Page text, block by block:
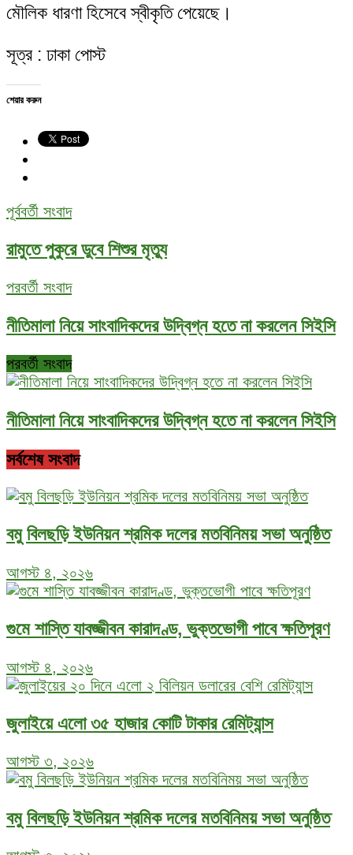
মৌলিক ধারণা হিসেবে স্বীকৃতি পেয়েছে।
সূত্র : ঢাকা পোস্ট
শেয়ার করুন
পূর্ববর্তী সংবাদ
রামুতে পুকুরে ডুবে শিশুর মৃত্যু
পরবর্তী সংবাদ
নীতিমালা নিয়ে সাংবাদিকদের উদ্বিগ্ন হতে না করলেন সিইসি
পরবর্তী সংবাদ
নীতিমালা নিয়ে সাংবাদিকদের উদ্বিগ্ন হতে না করলেন সিইসি
সর্বশেষ সংবাদ
বমু বিলছড়ি ইউনিয়ন শ্রমিক দলের মতবিনিময় সভা অনুষ্ঠিত
আগস্ট ৪, ২০২৬
গুমে শাস্তি যাবজ্জীবন কারাদণ্ড, ভুক্তভোগী পাবে ক্ষতিপূরণ
আগস্ট ৪, ২০২৬
জুলাইয়ে এলো ৩৫ হাজার কোটি টাকার রেমিট্যান্স
আগস্ট ৩, ২০২৬
বমু বিলছড়ি ইউনিয়ন শ্রমিক দলের মতবিনিময় সভা অনুষ্ঠিত